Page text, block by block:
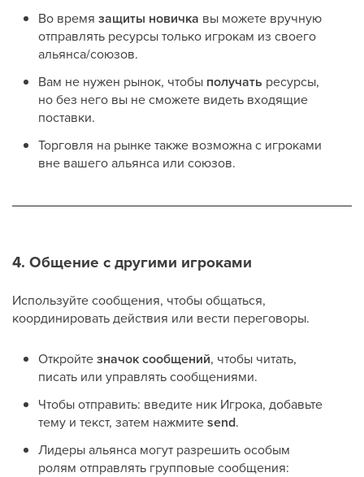
Во время защиты новичка вы можете вручную
отправлять ресурсы только игрокам из своего
альянса/союзов.
Вам не нужен рынок, чтобы получать ресурсы,
но без него вы не сможете видеть входящие
поставки.
Торговля на рынке также возможна с игроками
вне вашего альянса или союзов.
4. Общение с другими игроками
Используйте сообщения, чтобы общаться,
координировать действия или вести переговоры.
Откройтезначок сообщений, чтобы читать,
писать или управлять сообщениями.
Чтобы отправить: введите ник Игрока, добавьте
тему и текст, затем нажмитеsend.
Лидеры альянса могут разрешить особым
ролям отправлять групповые сообщения: